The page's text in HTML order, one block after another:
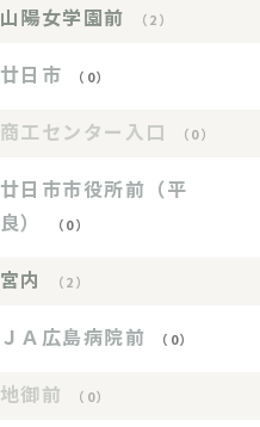
山陽女学園前 （2）
廿日市 （0）
商工センター入口 （0）
廿日市市役所前（平
良）
（0）
宮内 （2）
ＪＡ広島病院前 （0）
地御前 （0）